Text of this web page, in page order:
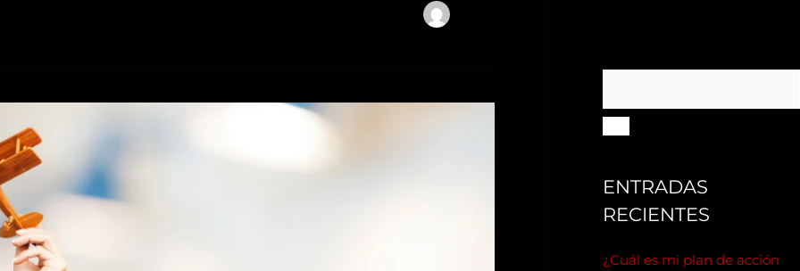
ENTRADAS
RECIENTES
¿Cuál es mi plan de acción